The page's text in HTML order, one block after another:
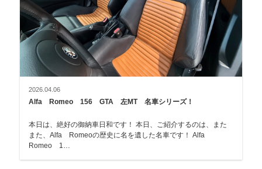
2026.04.06
Alfa Romeo 156 GTA 左MT 名車シリーズ！
本日は、絶好の御納車日和です！ 本日、ご紹介するのは、また
また、Alfa Romeoの歴史に名を遺した名車です！ Alfa
Romeo 1…